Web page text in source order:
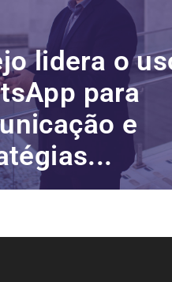
lidera o
para
e